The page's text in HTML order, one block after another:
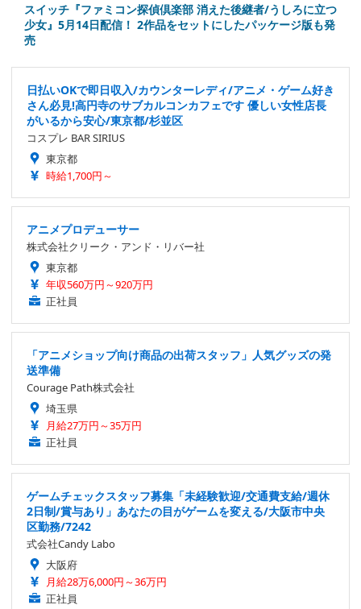
スイッチ『ファミコン探偵倶楽部 消えた後継者/うしろに立つ
少女』5月14日配信！ 2作品をセットにしたパッケージ版も発
売
日払いOKで即日収入/カウンターレディ/アニメ・ゲーム好き
さん必見!高円寺のサブカルコンカフェです 優しい女性店長
がいるから安心/東京都/杉並区
コスプレ BAR SIRIUS
東京都
時給1,700円～
アニメプロデューサー
株式会社クリーク・アンド・リバー社
東京都
年収560万円～920万円
正社員
「アニメショップ向け商品の出荷スタッフ」人気グッズの発
送準備
Courage Path株式会社
埼玉県
月給27万円～35万円
正社員
ゲームチェックスタッフ募集「未経験歓迎/交通費支給/週休
2日制/賞与あり」あなたの目がゲームを変える/大阪市中央
区勤務/7242
式会社Candy Labo
大阪府
月給28万6,000円～36万円
正社員